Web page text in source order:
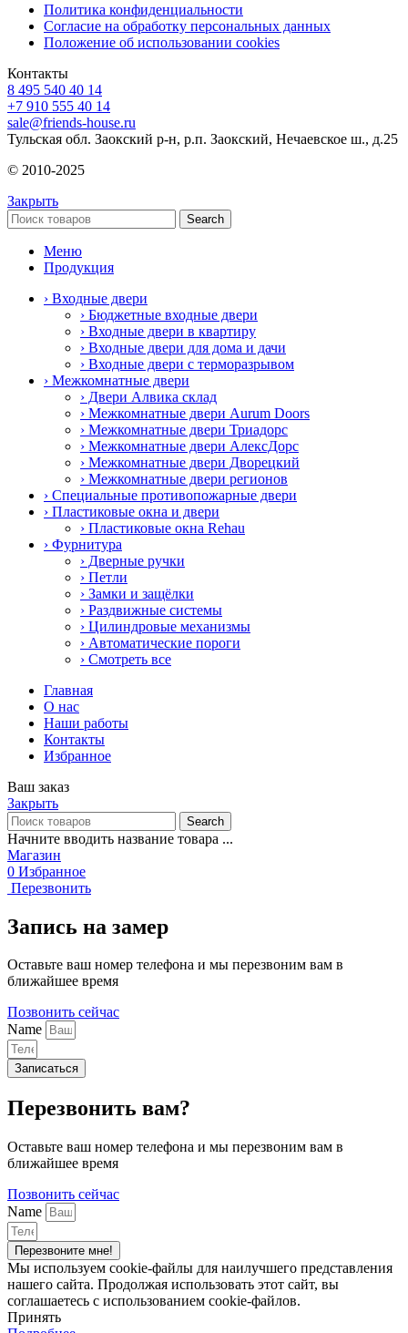
Политика конфиденциальности
Согласие на обработку персональных данных
Положение об использовании cookies
Контакты
8 495 540 40 14
+7 910 555 40 14
sale@friends-house.ru
Тульская обл. Заокский р-н, р.п. Заокский, Нечаевское ш., д.25
© 2010-2025
Закрыть
Search
Меню
Продукция
› Входные двери
› Бюджетные входные двери
› Входные двери в квартиру
› Входные двери для дома и дачи
› Входные двери с терморазрывом
› Межкомнатные двери
› Двери Алвика склад
› Межкомнатные двери Aurum Doors
› Межкомнатные двери Триадорс
› Межкомнатные двери АлексДорс
› Межкомнатные двери Дворецкий
› Межкомнатные двери регионов
› Специальные противопожарные двери
› Пластиковые окна и двери
› Пластиковые окна Rehau
› Фурнитура
› Дверные ручки
› Петли
› Замки и защёлки
› Раздвижные системы
› Цилиндровые механизмы
› Автоматические пороги
› Смотреть все
Главная
О нас
Наши работы
Контакты
Избранное
Ваш заказ
Закрыть
Search
Начните вводить название товара ...
Магазин
0 Избранное
Перезвонить
Запись на замер
Оставьте ваш номер телефона и мы перезвоним вам в
ближайшее время
Позвонить сейчас
Name
Записаться
Перезвонить вам?
Оставьте ваш номер телефона и мы перезвоним вам в
ближайшее время
Позвонить сейчас
Name
Перезвоните мне!
Мы используем cookie-файлы для наилучшего представления
нашего сайта. Продолжая использовать этот сайт, вы
соглашаетесь с использованием cookie-файлов.
Принять